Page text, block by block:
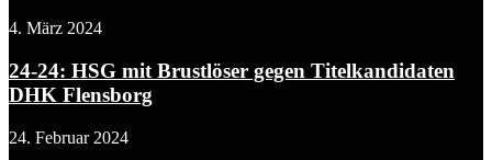
4. März 2024
24-24: HSG mit Brustlöser gegen Titelkandidaten
DHK Flensborg
24. Februar 2024